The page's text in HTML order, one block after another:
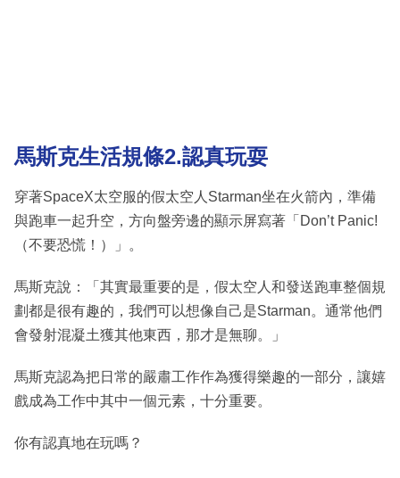
馬斯克生活規條2.認真玩耍
穿著SpaceX太空服的假太空人Starman坐在火箭內，準備
與跑車一起升空，方向盤旁邊的顯示屏寫著「Don’t Panic!
（不要恐慌！）」。
馬斯克說：「其實最重要的是，假太空人和發送跑車整個規
劃都是很有趣的，我們可以想像自己是Starman。通常他們
會發射混凝土獲其他東西，那才是無聊。」
馬斯克認為把日常的嚴肅工作作為獲得樂趣的一部分，讓嬉
戲成為工作中其中一個元素，十分重要。
你有認真地在玩嗎？